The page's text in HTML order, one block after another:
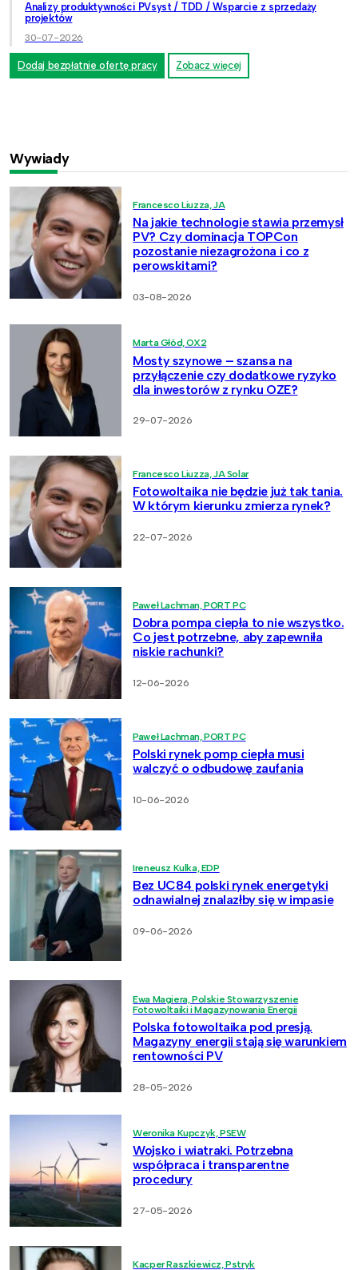
Analizy produktywności PVsyst / TDD / Wsparcie z sprzedaży
projektów
30-07-2026
Dodaj bezpłatnie ofertę pracy Zobacz więcej
Wywiady
Francesco Liuzza, JA
Na jakie technologie stawia przemysł
PV? Czy dominacja TOPCon
pozostanie niezagrożona i co z
perowskitami?
03-08-2026
Marta Głód, OX2
Mosty szynowe – szansa na
przyłączenie czy dodatkowe ryzyko
dla inwestorów z rynku OZE?
29-07-2026
Francesco Liuzza, JA Solar
Fotowoltaika nie będzie już tak tania.
W którym kierunku zmierza rynek?
22-07-2026
Paweł Lachman, PORT PC
Dobra pompa ciepła to nie wszystko.
Co jest potrzebne, aby zapewniła
niskie rachunki?
12-06-2026
Paweł Lachman, PORT PC
Polski rynek pomp ciepła musi
walczyć o odbudowę zaufania
10-06-2026
Ireneusz Kulka, EDP
Bez UC84 polski rynek energetyki
odnawialnej znalazłby się w impasie
09-06-2026
Ewa Magiera, Polskie Stowarzyszenie
Fotowoltaiki i Magazynowania Energii
Polska fotowoltaika pod presją.
Magazyny energii stają się warunkiem
rentowności PV
28-05-2026
Weronika Kupczyk, PSEW
Wojsko i wiatraki. Potrzebna
współpraca i transparentne
procedury
27-05-2026
Kacper Raszkiewicz, Pstryk